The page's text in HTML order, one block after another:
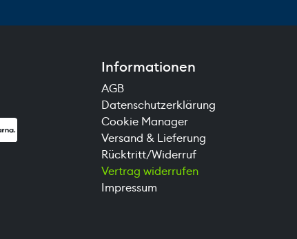
Informationen
AGB
Datenschutzerklärung
Cookie Manager
Versand & Lieferung
Rücktritt/Widerruf
Vertrag widerrufen
Impressum